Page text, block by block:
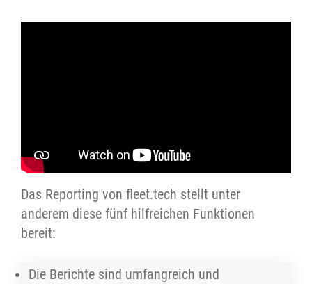
zu erkennen, den Fahrzeugeinsatz zu optimieren
Das Reporting von fleet.tech stellt unter
anderem diese fünf hilfreichen Funktionen
bereit:
Die Berichte sind umfangreich und